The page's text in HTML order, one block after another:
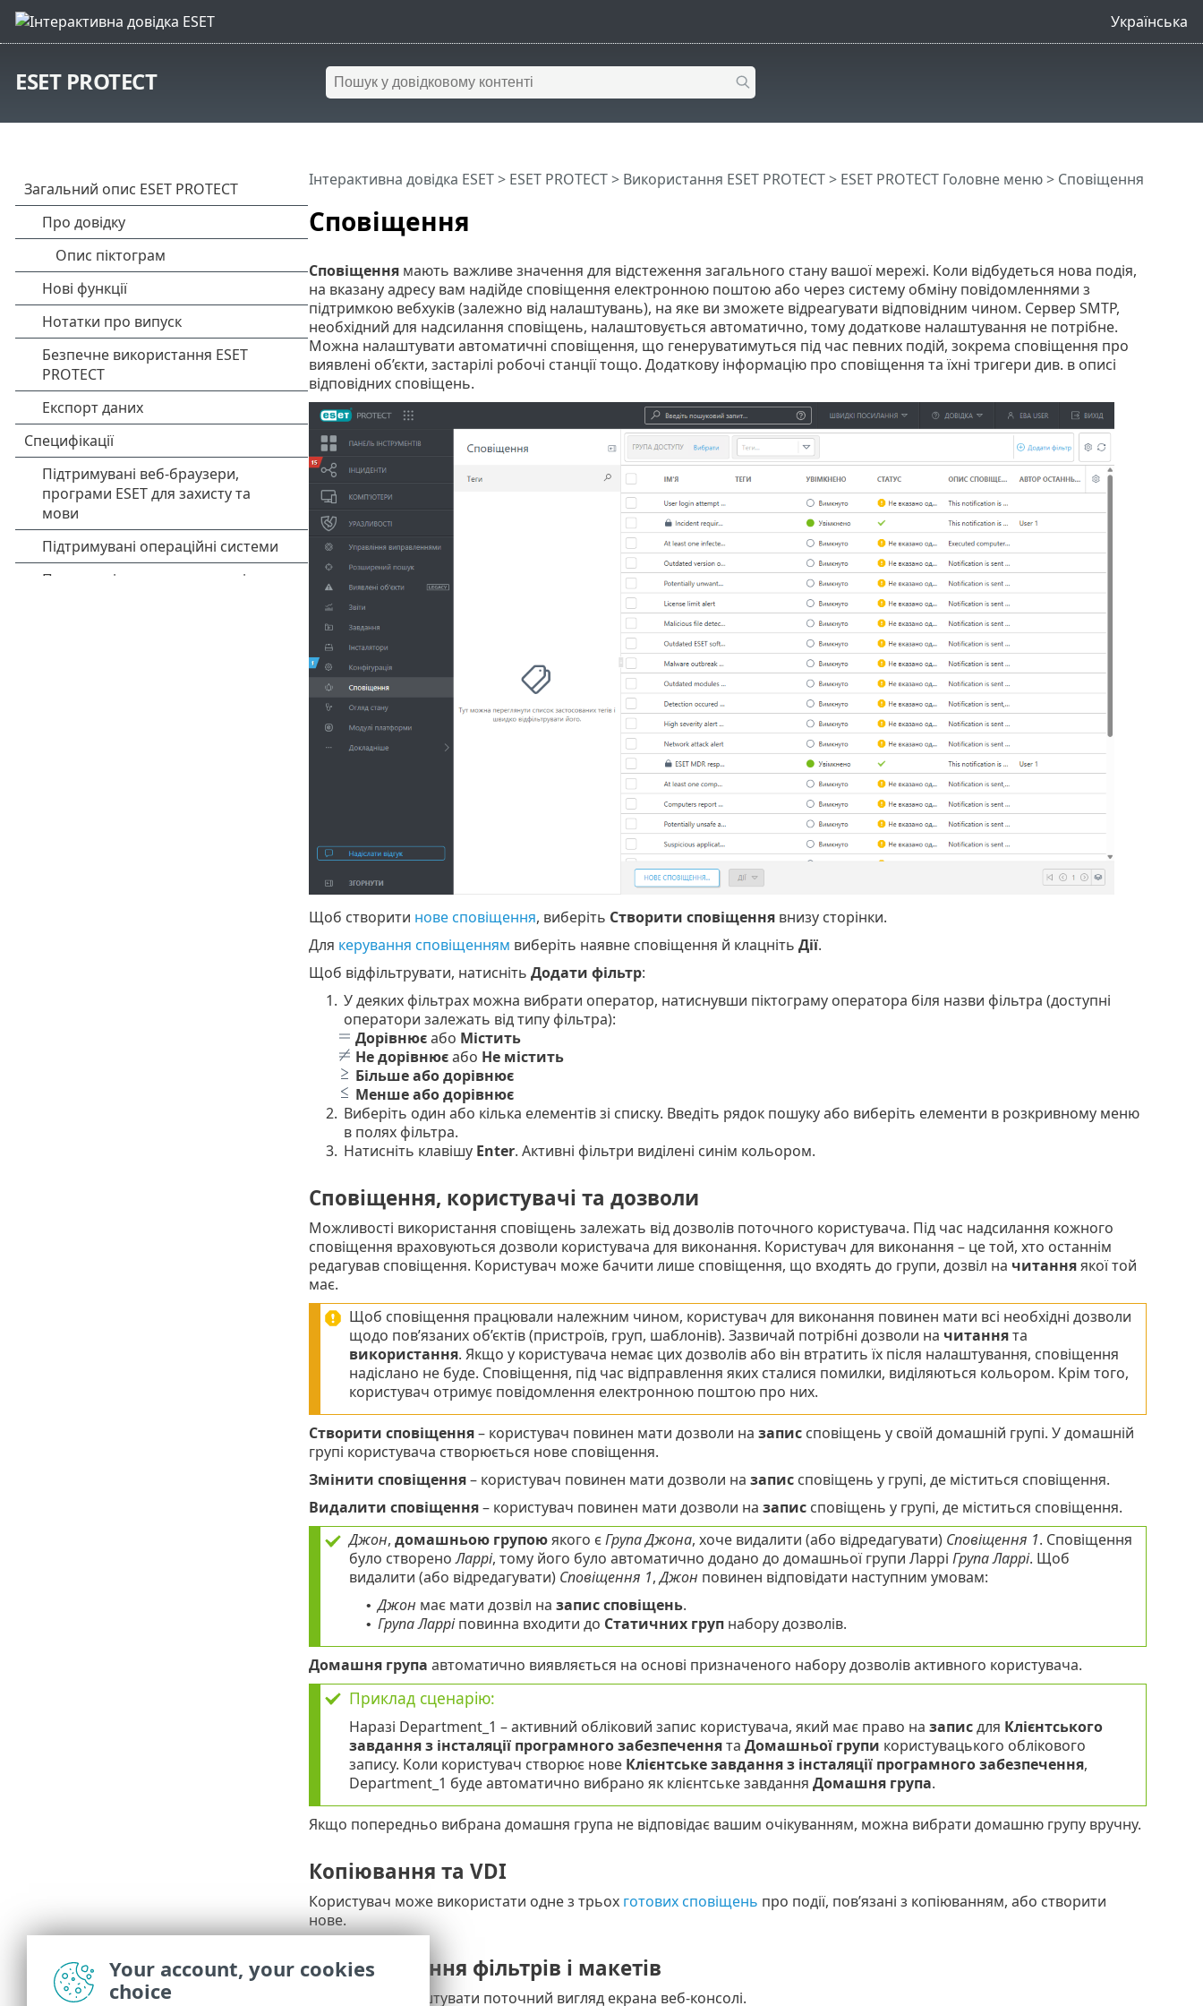
Українська
ESET PROTECT
Сповіщення
Інтерактивна довідка ESET> ESET PROTECT> Використання ESET PROTECT> ESET PROTECT Головне меню> Сповіщення
Сповіщеннямають важливе значення для відстеження загального стану вашої мережі. Коли відбудеться нова подія,
на вказану адресу вам надійде сповіщення електронною поштою або через систему обміну повідомленнями з
підтримкою вебхуків (залежно від налаштувань), на яке ви зможете відреагувати відповідним чином. Сервер SMTP,
необхідний для надсилання сповіщень, налаштовується автоматично, тому додаткове налаштування не потрібне.
Можна налаштувати автоматичні сповіщення, що генеруватимуться під час певних подій, зокрема сповіщення про
виявлені об’єкти, застарілі робочі станції тощо. Додаткову інформацію про сповіщення та їхні тригери див. в описі
відповідних сповіщень.
Щоб створити нове сповіщення, виберіть Створити сповіщеннявнизу сторінки.
Для керування сповіщенням виберіть наявне сповіщення й клацніть Дії.
Щоб відфільтрувати, натисніть Додати фільтр:
1. У деяких фільтрах можна вибрати оператор, натиснувши піктограму оператора біля назви фільтра (доступні
оператори залежать від типу фільтра):
Дорівнюєабо Містить
Не дорівнюєабо Не містить
Більше або дорівнює
Менше або дорівнює
2. Виберіть один або кілька елементів зі списку. Введіть рядок пошуку або виберіть елементи в розкривному меню
в полях фільтра.
3. Натисніть клавішу Enter. Активні фільтри виділені синім кольором.
Сповіщення, користувачі та дозволи
Можливості використання сповіщень залежать від дозволів поточного користувача. Під час надсилання кожного
сповіщення враховуються дозволи користувача для виконання. Користувач для виконання – це той, хто останнім
редагував сповіщення. Користувач може бачити лише сповіщення, що входять до групи, дозвіл на читанняякої той
має.
Щоб сповіщення працювали належним чином, користувач для виконання повинен мати всі необхідні дозволи
щодо пов’язаних об’єктів (пристроїв, груп, шаблонів). Зазвичай потрібні дозволи на читаннята
використання. Якщо у користувача немає цих дозволів або він втратить їх після налаштування, сповіщення
надіслано не буде. Сповіщення, під час відправлення яких сталися помилки, виділяються кольором. Крім того,
користувач отримує повідомлення електронною поштою про них.
Створити сповіщення– користувач повинен мати дозволи на записсповіщень у своїй домашній групі. У домашній
групі користувача створюється нове сповіщення.
Змінити сповіщення– користувач повинен мати дозволи на записсповіщень у групі, де міститься сповіщення.
Видалити сповіщення– користувач повинен мати дозволи на записсповіщень у групі, де міститься сповіщення.
Джон, домашньою групоюякого єГрупа Джона, хоче видалити (або відредагувати) Сповіщення 1. Сповіщення
було створеноЛаррі, тому його було автоматично додано до домашньої групи Ларрі Група Ларрі. Щоб
видалити (або відредагувати) Сповіщення 1,Джон повинен відповідати наступним умовам:
• Джон має мати дозвіл на запис сповіщень.
• Група Ларріповинна входити до Статичних групнабору дозволів.
Домашня група автоматично виявляється на основі призначеного набору дозволів активного користувача.
Приклад сценарію:
Наразі Department_1 – активний обліковий запис користувача, який має право на записдля Клієнтського
завдання з інсталяції програмного забезпеченнята Домашньої групи користувацького облікового
запису. Коли користувач створює нове Клієнтське завдання з інсталяції програмного забезпечення,
Department_1 буде автоматично вибрано як клієнтське завдання Домашня група.
Якщо попередньо вибрана домашня група не відповідає вашим очікуванням, можна вибрати домашню групу вручну.
Копіювання та VDI
Користувач може використати одне з трьох готових сповіщень про події, пов’язані з копіюванням, або створити
нове.
Налаштування фільтрів і макетів
Ви можете налаштувати поточний вигляд екрана веб-консолі.
Your account, your cookies
choice